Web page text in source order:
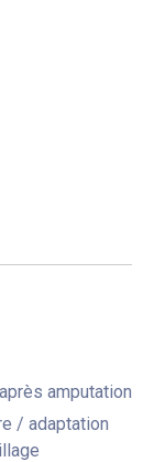
amputation
/ adaptation